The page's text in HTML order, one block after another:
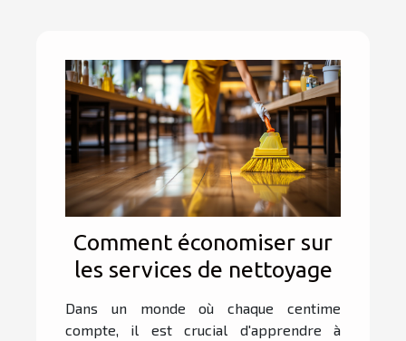
Comment économiser sur
les services de nettoyage
Dans un monde où chaque centime
compte, il est crucial d'apprendre à